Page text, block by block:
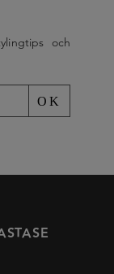
och
OK